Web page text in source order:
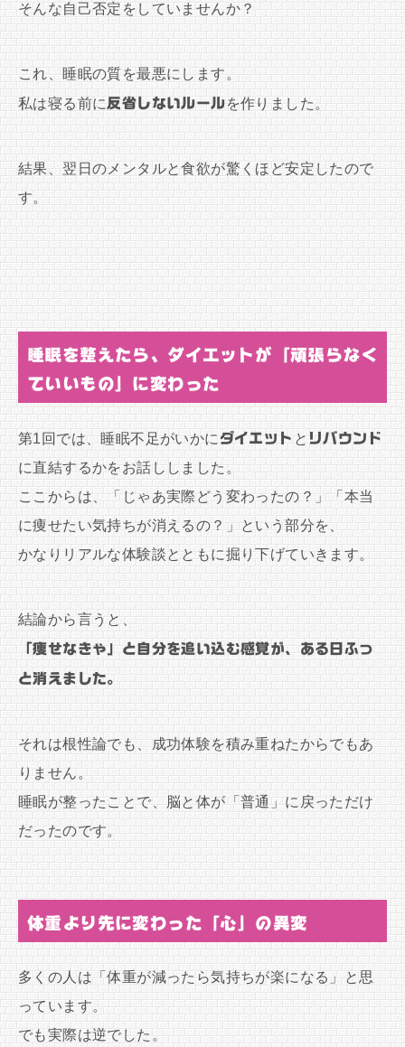
そんな自己否定をしていませんか？
これ、睡眠の質を最悪にします。
私は寝る前に反省しないルールを作りました。
結果、翌日のメンタルと食欲が驚くほど安定したので
す。
睡眠を整えたら、ダイエットが「頑張らなく
ていいもの」に変わった
第1回では、睡眠不足がいかに ダイエット と リバウンド
に直結するかをお話ししました。
ここからは、「じゃあ実際どう変わったの？」「本当
に痩せたい気持ちが消えるの？」という部分を、
かなりリアルな体験談とともに掘り下げていきます。
結論から言うと、
「痩せなきゃ」と自分を追い込む感覚が、ある日ふっ
と消えました。
それは根性論でも、成功体験を積み重ねたからでもあ
りません。
睡眠が整ったことで、脳と体が「普通」に戻っただけ
だったのです。
体重より先に変わった「心」の異変
多くの人は「体重が減ったら気持ちが楽になる」と思
っています。
でも実際は逆でした。